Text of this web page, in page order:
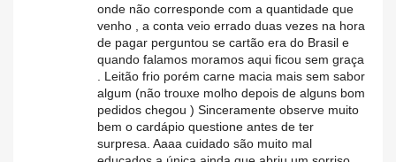
onde não corresponde com a quantidade que
venho , a conta veio errado duas vezes na hora
de pagar perguntou se cartão era do Brasil e
quando falamos moramos aqui ficou sem graça
. Leitão frio porém carne macia mais sem sabor
algum (não trouxe molho depois de alguns bom
pedidos chegou ) Sinceramente observe muito
bem o cardápio questione antes de ter
surpresa. Aaaa cuidado são muito mal